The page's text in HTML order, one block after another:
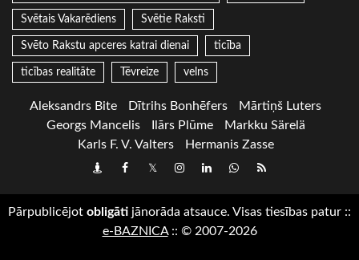
Svētais Vakarēdiens Svētie Raksti
Svēto Rakstu apceres katrai dienai ticība
ticības realitāte Tēvreize velns
Aleksandrs Bite Dītrihs Bonhēfers
Mārtiņš Luters
Georgs Mancelis
Ilārs Plūme
Markku Särelä
Karls F. V. Valters
Hermanis Zasse
DraugiemFacebook
TwitterInstagram
LinkedInwhatsapp
RSS
Pārpublicējot obligāti jānorāda atsauce. Visas tiesības patur ::
e-BAZNICA:: © 2007-2026